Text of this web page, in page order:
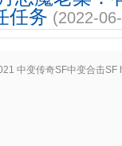
任务 (2022-
中变传奇SF中变合击SF